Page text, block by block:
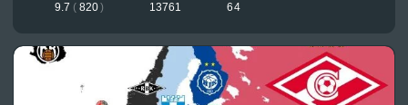
9.7 ( 820) 13761 64